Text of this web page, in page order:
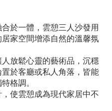
於一體，雲憩三人沙發用
家空間增添自然的溫馨氛
放鬆心靈的藝術品，沉穩
於客廳或私人角落，皆能
格調。
使雲憩成為現代家居中不